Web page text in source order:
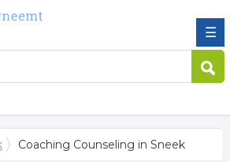
☰
Coaching Counseling in Sneek